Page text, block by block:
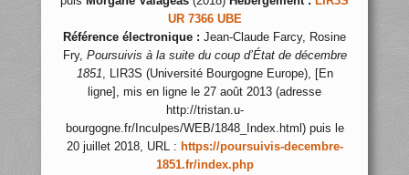
UR 7366 UBE
Référence électronique : Jean-Claude Farcy, Rosine
Fry, Poursuivis à la suite du coup d’État de décembre
1851, LIR3S (Université Bourgogne Europe), [En
ligne], mis en ligne le 27 août 2013 (adresse
http://tristan.u-
bourgogne.fr/Inculpes/WEB/1848_Index.html) puis le
20 juillet 2018, URL : https://poursuivis-decembre-
1851.fr/index.php